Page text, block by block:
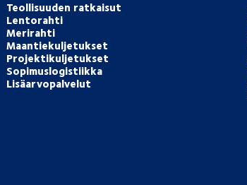
Teollisuuden ratkaisut
Lentorahti
Merirahti
Maantiekuljetukset
Projektikuljetukset
Sopimuslogistiikka
Lisäarvopalvelut